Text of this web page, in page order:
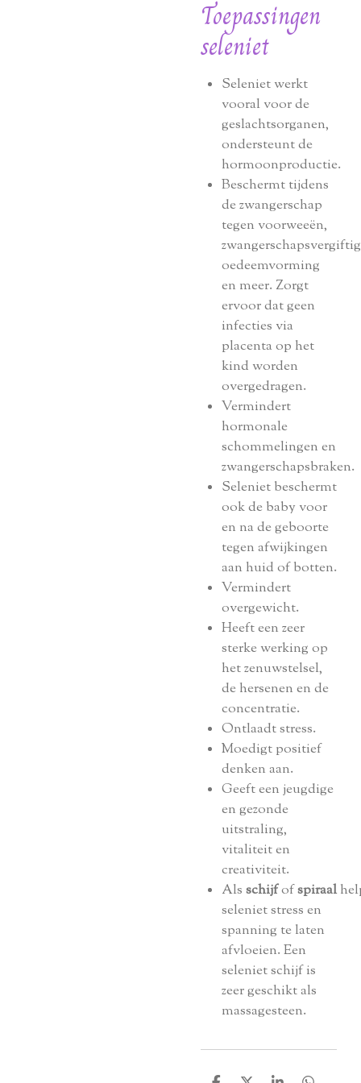
Toepassingen
seleniet
Seleniet werkt
vooral voor de
geslachtsorganen,
ondersteunt de
hormoonproductie.
Beschermt tijdens
de zwangerschap
tegen voorweeën,
oedeemvorming
en meer. Zorgt
ervoor dat geen
infecties via
placenta op het
kind worden
overgedragen.
Vermindert
hormonale
schommelingen en
zwangerschapsbraken.
Seleniet beschermt
ook de baby voor
en na de geboorte
tegen afwijkingen
aan huid of botten.
Vermindert
overgewicht.
Heeft een zeer
sterke werking op
het zenuwstelsel,
de hersenen en de
concentratie.
Ontlaadt stress.
Moedigt positief
denken aan.
Geeft een jeugdige
en gezonde
uitstraling,
vitaliteit en
creativiteit.
Als schijfofspiraal
seleniet stress en
spanning te laten
afvloeien. Een
seleniet schijf is
zeer geschikt als
massagesteen.